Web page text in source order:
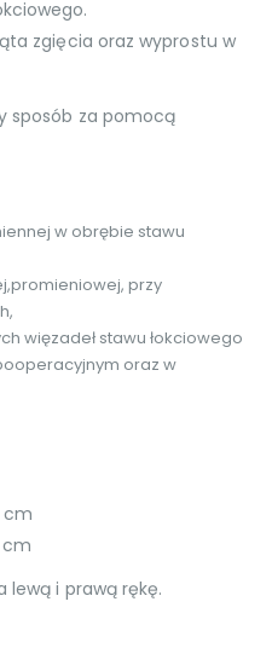
zgięcia oraz wyprostu w
sposób za pomocą
w obrębie stawu
przy
więzadeł stawu łokciowego
oraz w
cm
cm
lewą i prawą rękę.